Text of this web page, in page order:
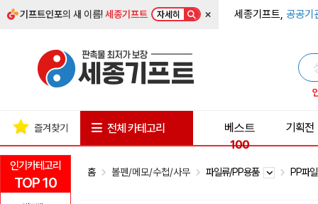
기프트인포의 새 이름!세종기프트 자세히 × 세종기프트, 공공기
인기카테고리
TOP 10
즐겨찾기 전체 카테고리
베스트
100
기획전
홈 볼펜/메모/수첩/사무 파일류/PP용품 PP파